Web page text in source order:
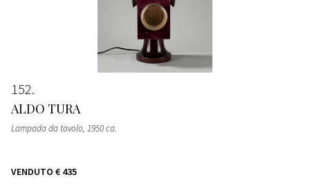
152
ALDO TURA
Lampada da tavolo, 1950 ca.
VENDUTO € 435